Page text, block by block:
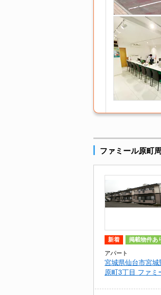
ファミール原町
新着 掲載物件あ
アパート
宮城県仙台市宮城
原町3丁目 ファミ